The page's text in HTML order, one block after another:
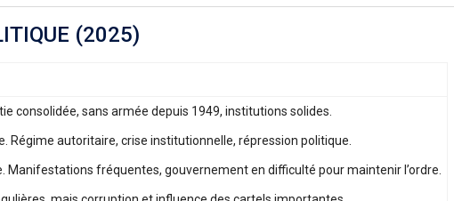
(2025)
consolidée, sans armée depuis 1949, institutions solides.
Régime autoritaire, crise institutionnelle, répression politique.
Manifestations fréquentes, gouvernement en difficulté pour maintenir l’ordre.